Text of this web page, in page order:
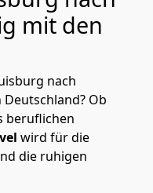
mit den
nach
Ob
beruflichen
wird für die
die ruhigen